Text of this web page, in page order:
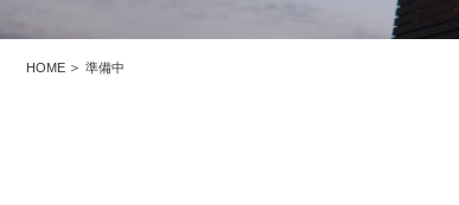
HOME 準備中